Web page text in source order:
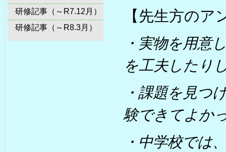
研修記事（～R7.12月）
研修記事（～R8.3月）
【先生方の
・実物を用意
を工夫したり
・課題を見つ
験できてよか
・中学校では